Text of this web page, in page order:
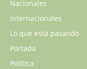
Nacionales
Internacionales
Lo que está pasando
Portada
Política